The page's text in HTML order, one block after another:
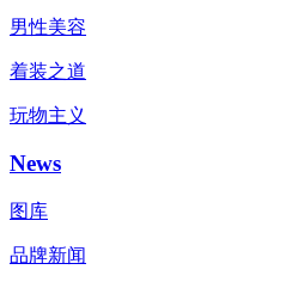
男性美容
着装之道
玩物主义
News
图库
品牌新闻